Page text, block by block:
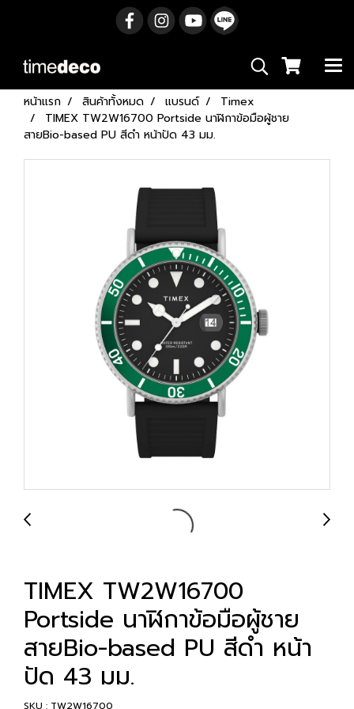
หน้าแรก สินค้าทั้งหมด แบรนด์
Timex
TIMEX TW2W16700 Portside นาฬิกาข้อมือผู้ชาย
สายBio-based PU สีดำ หน้าปัด 43 มม.
TIMEX TW2W16700
Portside นาฬิกาข้อมือผู้ชาย
สายBio-based PU สีดำ หน้า
ปัด 43 มม.
SKU : TW2W16700